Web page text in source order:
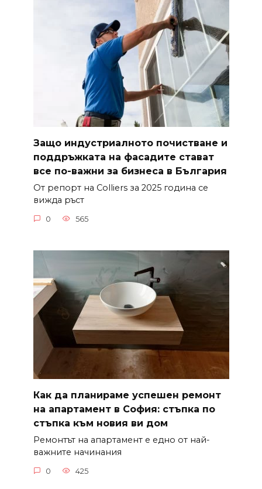
Защо индустриалното почистване и
поддръжката на фасадите стават
все по-важни за бизнеса в България
От репорт на Colliers за 2025 година се
вижда ръст
0 565
Как да планираме успешен ремонт
на апартамент в София: стъпка по
стъпка към новия ви дом
Ремонтът на апартамент е едно от най-
важните начинания
0 425